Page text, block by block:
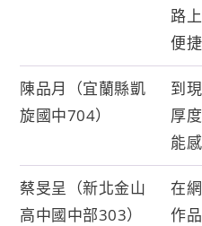
路
便
陳品月（宜蘭縣凱
旋國中704）
到
厚
能
蔡旻呈（新北金山
高中國中部303）
在
作